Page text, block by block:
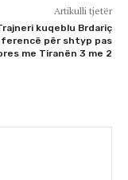
Artikulli tjetër
kuqeblu Brdariç
për shtyp pas
me Tiranën 3 me 2